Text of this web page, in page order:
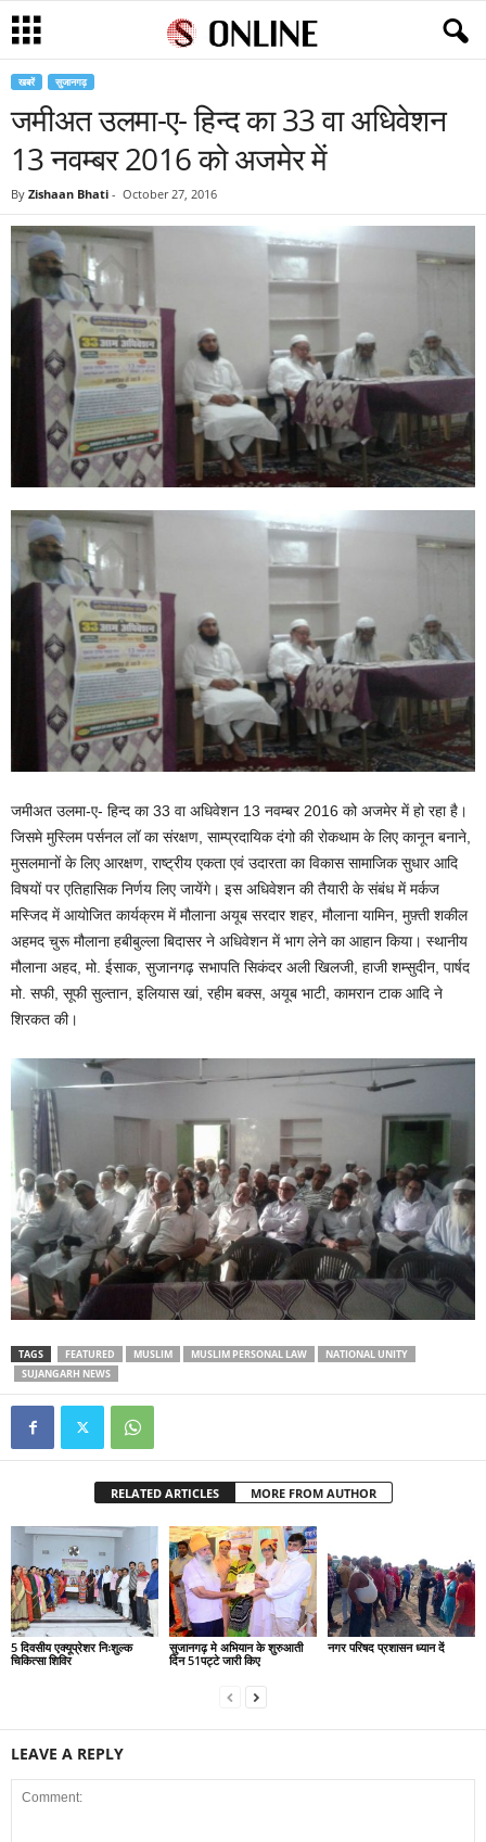
खबरें सुजानगढ़
जमीअत उलमा-ए- हिन्द का 33 वा अधिवेशन
13 नवम्बर 2016 को अजमेर में
By Zishaan Bhati - October 27, 2016
जमीअत उलमा-ए- हिन्द का 33 वा अधिवेशन 13 नवम्बर 2016 को अजमेर में हो रहा है।
जिसमे मुस्लिम पर्सनल लॉ का संरक्षण, साम्प्रदायिक दंगो की रोकथाम के लिए कानून बनाने,
मुसलमानों के लिए आरक्षण, राष्ट्रीय एकता एवं उदारता का विकास सामाजिक सुधार आदि
विषयों पर एतिहासिक निर्णय लिए जायेंगे। इस अधिवेशन की तैयारी के संबंध में मर्कज
मस्जिद में आयोजित कार्यक्रम में मौलाना अयूब सरदार शहर, मौलाना यामिन, मुफ़्ती शकील
अहमद चुरू मौलाना हबीबुल्ला बिदासर ने अधिवेशन में भाग लेने का आहान किया। स्थानीय
मौलाना अहद, मो. ईसाक, सुजानगढ़ सभापति सिकंदर अली खिलजी, हाजी शम्सुदीन, पार्षद
मो. सफी, सूफी सुल्तान, इलियास खां, रहीम बक्स, अयूब भाटी, कामरान टाक आदि ने
शिरकत की।
TAGS FEATURED MUSLIM MUSLIM PERSONAL LAW
NATIONAL UNITY
SUJANGARH NEWS
RELATED ARTICLES MORE FROM AUTHOR
5 दिवसीय एक्यूप्रेशर निःशुल्क
चिकित्सा शिविर
सुजानगढ़ मे अभियान के शुरुआती
दिन 51पट्टे जारी किए
नगर परिषद प्रशासन ध्यान दें
LEAVE A REPLY